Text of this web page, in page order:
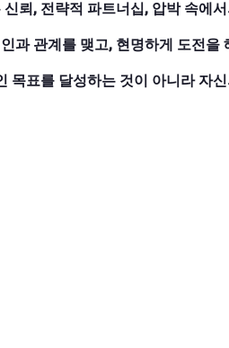
뢰, 전략적 파트너십, 압박 속에
과 관계를 맺고, 현명하게 도전
목표를 달성하는 것이 아니라 자